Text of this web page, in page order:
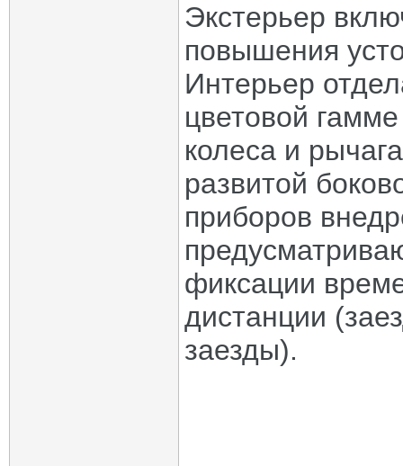
Экстерьер
повышения
Интерьер
цветовой
колеса и
развитой
приборов
фиксации
дистанции
заезды).